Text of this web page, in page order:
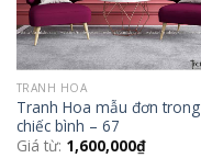
TRANH HOA
Tranh Hoa mẫu đơn trong
chiếc bình – 67
Giá từ: 1,600,000₫